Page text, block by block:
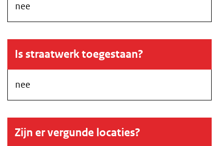
nee
Is straatwerk toegestaan?
nee
Zijn er vergunde locaties?